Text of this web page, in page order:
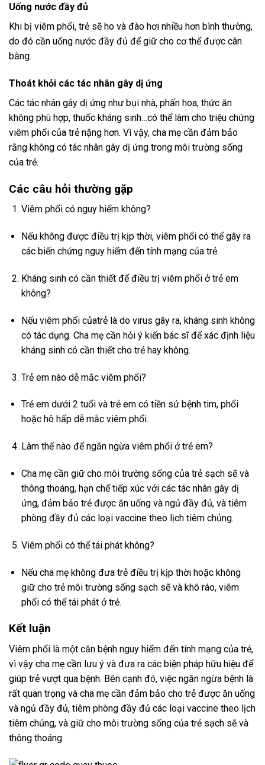
Uống nước đầy đủ
Khi bị viêm phổi, trẻ sẽ ho và đào hơi nhiều hơn bình thường,
do đó cần uống nước đầy đủ để giữ cho cơ thể được cân
bằng.
Thoát khỏi các tác nhân gây dị ứng
Các tác nhân gây dị ứng như bụi nhà, phấn hoa, thức ăn
không phù hợp, thuốc kháng sinh…có thể làm cho triệu chứng
viêm phổi của trẻ nặng hơn. Vì vậy, cha mẹ cần đảm bảo
rằng không có tác nhân gây dị ứng trong môi trường sống
của trẻ.
Các câu hỏi thường gặp
Viêm phổi có nguy hiểm không?
Nếu không được điều trị kịp thời, viêm phổi có thể gây ra
các biến chứng nguy hiểm đến tính mạng của trẻ.
Kháng sinh có cần thiết để điều trị viêm phổi ở trẻ em
không?
Nếu viêm phổi củatrẻ là do virus gây ra, kháng sinh không
có tác dụng. Cha mẹ cần hỏi ý kiến bác sĩ để xác định liệu
kháng sinh có cần thiết cho trẻ hay không.
Trẻ em nào dễ mắc viêm phổi?
Trẻ em dưới 2 tuổi và trẻ em có tiền sử bệnh tim, phổi
hoặc hô hấp dễ mắc viêm phổi.
Làm thế nào để ngăn ngừa viêm phổi ở trẻ em?
Cha mẹ cần giữ cho môi trường sống của trẻ sạch sẽ và
thông thoáng, hạn chế tiếp xúc với các tác nhân gây dị
ứng, đảm bảo trẻ được ăn uống và ngủ đầy đủ, và tiêm
phòng đầy đủ các loại vaccine theo lịch tiêm chủng.
Viêm phổi có thể tái phát không?
Nếu cha mẹ không đưa trẻ điều trị kịp thời hoặc không
giữ cho trẻ môi trường sống sạch sẽ và khô ráo, viêm
phổi có thể tái phát ở trẻ.
Kết luận
Viêm phổi là một căn bệnh nguy hiểm đến tính mạng của trẻ,
vì vậy cha mẹ cần lưu ý và đưa ra các biện pháp hữu hiệu để
giúp trẻ vượt qua bệnh. Bên cạnh đó, việc ngăn ngừa bệnh là
rất quan trọng và cha mẹ cần đảm bảo cho trẻ được ăn uống
và ngủ đầy đủ, tiêm phòng đầy đủ các loại vaccine theo lịch
tiêm chủng, và giữ cho môi trường sống của trẻ sạch sẽ và
thông thoáng.